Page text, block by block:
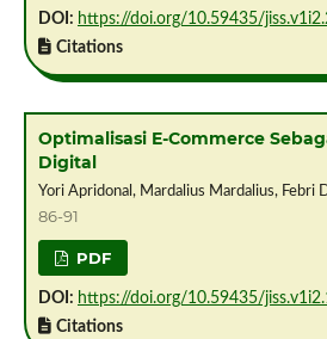
DOI: https://doi.org/10.59435/
Citations
Optimalisasi E-Commerce
Digital
Yori Apridonal, Mardalius Mardalius, Febri
86-91
PDF
DOI: https://doi.org/10.59435/
Citations